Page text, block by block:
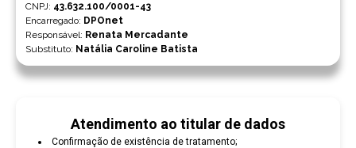
CNPJ: 43.632.100/0001-43
Encarregado: DPOnet
Responsável: Renata Mercadante
Substituto: Natália Caroline Batista
Atendimento ao titular de dados
Confirmação de existência de tratamento;